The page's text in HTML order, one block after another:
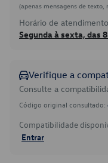
(apenas mensagens de texto,
Horário de
Segunda à sexta, das
Verifique a
Consulte a
Código original consultado:
Compatibilidade
Entrar